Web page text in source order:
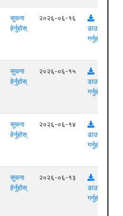
सूचना
हेर्नुहोस्
२०२६-०६-१६
डाउनलोड
गर्नुहोस्
सूचना
हेर्नुहोस्
२०२६-०६-१५
डाउनलोड
गर्नुहोस्
सूचना
हेर्नुहोस्
२०२६-०६-१४
डाउनलोड
गर्नुहोस्
सूचना
हेर्नुहोस्
२०२६-०६-१३
डाउनलोड
गर्नुहोस्